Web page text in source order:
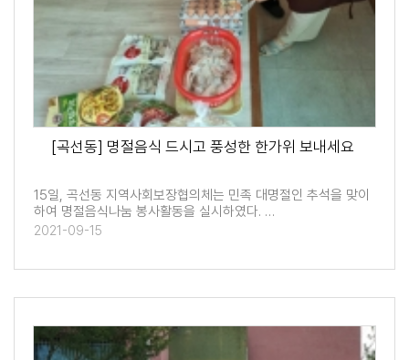
[곡선동] 명절음식 드시고 풍성한 한가위 보내세요
15일, 곡선동 지역사회보장협의체는 민족 대명절인 추석을 맞이
하여 명절음식나눔 봉사활동을 실시하였다. …
2021-09-15